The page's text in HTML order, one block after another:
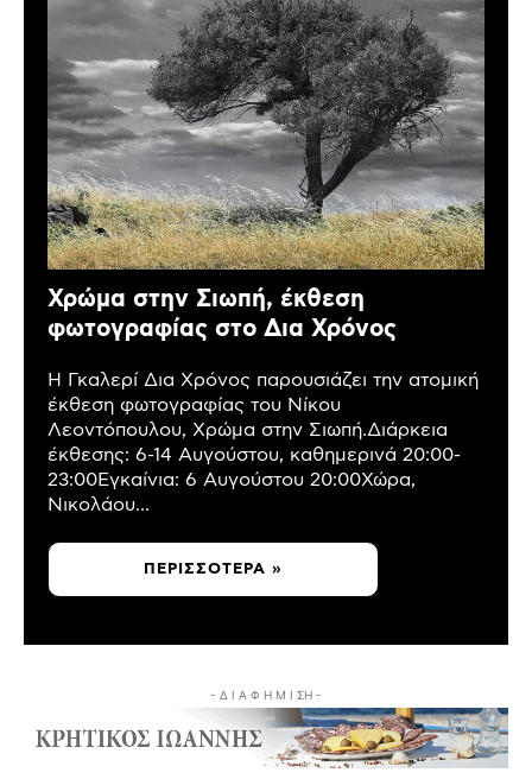
Χρώμα στην Σιωπή, έκθεση
φωτογραφίας στο Δια Χρόνος
Η Γκαλερί Δια Χρόνος παρουσιάζει την ατομική
έκθεση φωτογραφίας του Νίκου
Λεοντόπουλου, Χρώμα στην Σιωπή.Διάρκεια
έκθεσης: 6-14 Αυγούστου, καθημερινά 20:00-
23:00Εγκαίνια: 6 Αυγούστου 20:00Χώρα,
Νικολάου...
ΠΕΡΙΣΣΌΤΕΡΑ »
- Δ Ι Α Φ Η Μ Ι ΣΗ -